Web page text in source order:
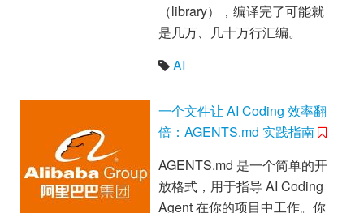
（library），编译完了可能就
是几万、几十万行汇编。
AI
一个文件让 AI Coding 效率翻
倍：AGENTS.md 实践指南
AGENTS.md 是一个简单的开
放格式，用于指导 AI Coding
Agent 在你的项目中工作。你